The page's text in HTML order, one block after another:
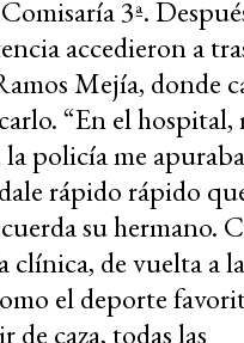
3ª.
accedieron a
Mejía, donde
“En el hospital,
policía me
rápido rápido
su hermano.
clínica, de vuelta a la
el deporte
de caza, todas las